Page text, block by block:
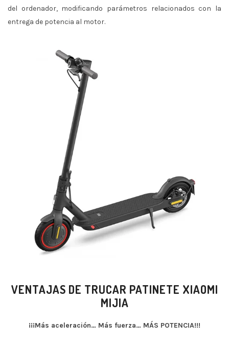
del ordenador, modificando parámetros relacionados con la
entrega de potencia al motor.
Es importante revisar siempre las
advertencias en referencia a posibles
daños en la electronica del patinete.
VENTAJAS DE TRUCAR PATINETE XIAOMI
MIJIA
¡¡¡Más aceleración… Más fuerza… MÁS POTENCIA!!!